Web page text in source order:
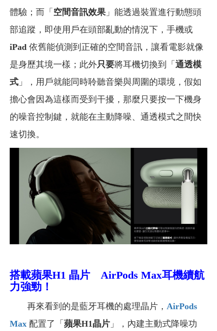
體驗；而「 空間音訊效果 」能透過裝置進行動態頭
部追蹤，即使用戶在頭部亂動的情況下，手機或
iPad 依舊能偵測到正確的空間音訊，讓看電影就像
是身歷其境一樣；此外只要將耳機切換到「 通透模
式 」，用戶就能同時聆聽音樂與周圍的環境，假如
擔心會因為這樣而受到干擾，那麼只要按一下機身
的噪音控制鍵，就能在主動降噪、通透模式之間快
速切換。
搭載蘋果H1 晶片 AirPods Max耳機續航
力強勁！
再來看到的是藍牙耳機的處理晶片， AirPods
Max 配置了「 蘋果H1晶片 」，內建主動式降噪功